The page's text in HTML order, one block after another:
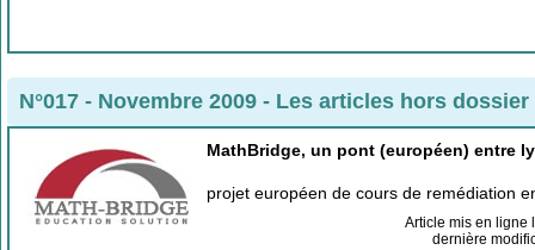
N°017 - Novembre 2009 - Les articles hors dossier
MathBridge, un pont (européen) entre
projet européen de cours de remédiation
Article mis en ligne
dernière